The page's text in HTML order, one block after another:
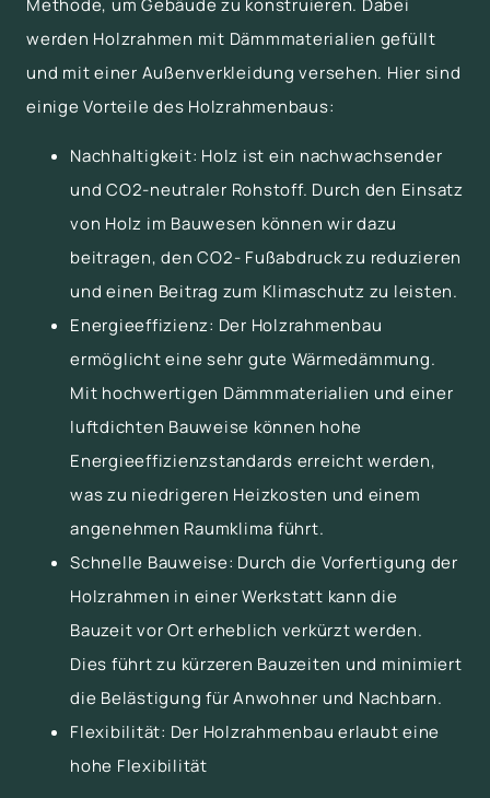
werden Holzrahmen mit Dämmmaterialien gefüllt
und mit einer Außenverkleidung versehen. Hier sind
einige Vorteile des Holzrahmenbaus:
Nachhaltigkeit: Holz ist ein nachwachsender
und CO2-neutraler Rohstoff. Durch den Einsatz
von Holz im Bauwesen können wir dazu
beitragen, den CO2- Fußabdruck zu reduzieren
und einen Beitrag zum Klimaschutz zu leisten.
Energieeffizienz: Der Holzrahmenbau
ermöglicht eine sehr gute Wärmedämmung.
Mit hochwertigen Dämmmaterialien und einer
luftdichten Bauweise können hohe
Energieeffizienzstandards erreicht werden,
was zu niedrigeren Heizkosten und einem
angenehmen Raumklima führt.
Schnelle Bauweise: Durch die Vorfertigung der
Holzrahmen in einer Werkstatt kann die
Bauzeit vor Ort erheblich verkürzt werden.
Dies führt zu kürzeren Bauzeiten und minimiert
die Belästigung für Anwohner und Nachbarn.
Flexibilität: Der Holzrahmenbau erlaubt eine
hohe Flexibilität